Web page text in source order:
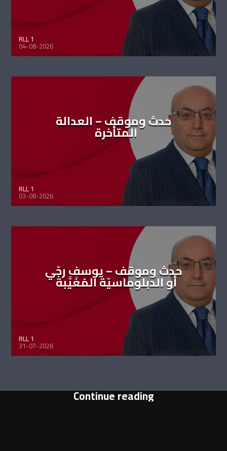
RLL 1
04-08-2026
حدث وموقف – العدالة
المتأخرة
RLL 1
03-08-2026
حدث وموقف – يوسف رجّي
أو الدبلوماسيّة المُغَيَّبة
RLL 1
31-07-2026
Continue reading